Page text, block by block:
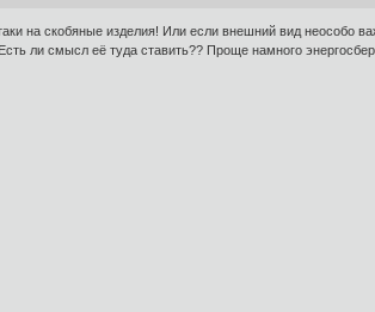
на скобяные изделия! Или если внешний вид неособо
ли смысл её туда ставить?? Проще намного